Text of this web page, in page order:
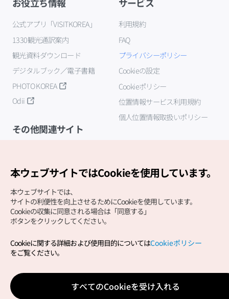
お役立ち情報
公式アプリ「VISITKOREA」
1330観光通訳案内
観光資料ダウンロード
デジタルブック／電子書籍
PHOTO KOREA
Odii
サービス
利用規約
FAQ
プライバシーポリシー
Cookieの設定
Cookieポリシー
位置情報サービス利用規約
個人位置情報取扱いポリシー
その他関連サイト
Copyright (c) Korea Tourism Organization All Rights
サイトエラー報告公式メール
japanese@knto.or.kr
本ウェブサイトではCookieを使用しています。
本ウェブサイトでは、
サイトの利便性を向上させるためにCookieを使用しています。
Cookieの収集に同意される場合は「同意する」
ボタンをクリックしてください。
Cookieに関する詳細および使用目的についてはCookieポリシー
をご覧ください。
すべてのCookieを受け入れる